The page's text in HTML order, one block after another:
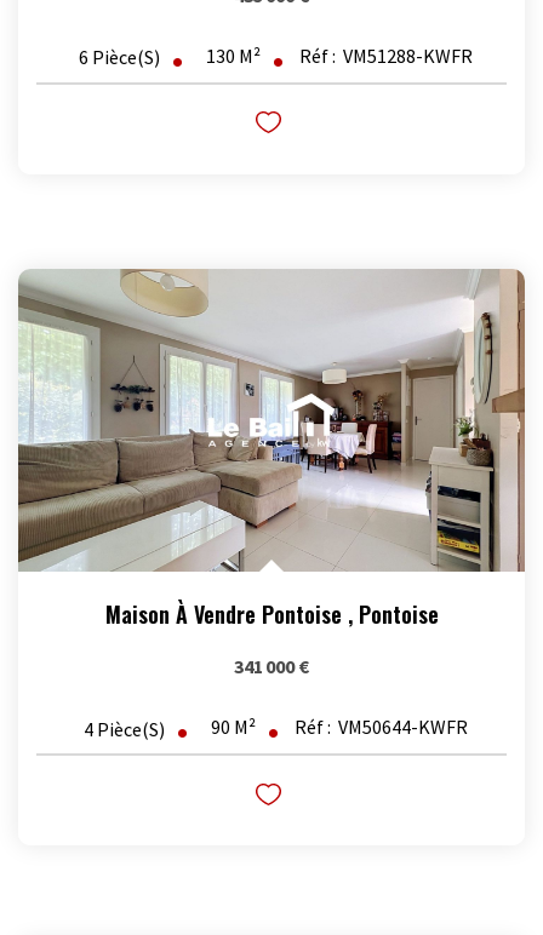
6 Pièce(s) 130 M² Réf : VM51288-KWFR
Maison À Vendre Pontoise , Pontoise
341 000 €
4 Pièce(s) 90 M² Réf : VM50644-KWFR